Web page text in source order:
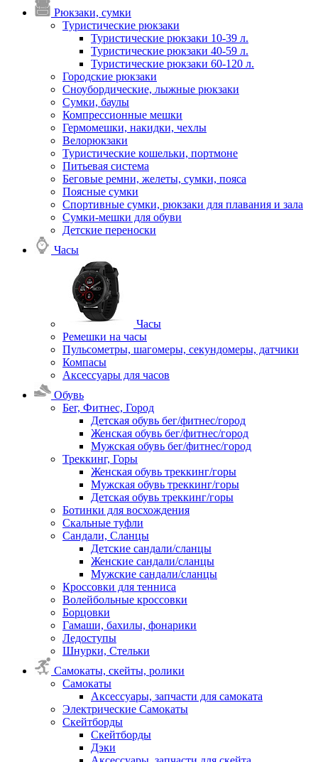
Рюкзаки, сумки
Туристические рюкзаки
Туристические рюкзаки 10-39 л.
Туристические рюкзаки 40-59 л.
Туристические рюкзаки 60-120 л.
Городские рюкзаки
Сноубордические, лыжные рюкзаки
Сумки, баулы
Компрессионные мешки
Гермомешки, накидки, чехлы
Велорюкзаки
Туристические кошельки, портмоне
Питьевая система
Беговые ремни, желеты, сумки, пояса
Поясные сумки
Спортивные сумки, рюкзаки для плавания и зала
Сумки-мешки для обуви
Детские переноски
Часы
Часы
Ремешки на часы
Пульсометры, шагомеры, секундомеры, датчики
Компасы
Аксессуары для часов
Обувь
Бег, Фитнес, Город
Детская обувь бег/фитнес/город
Женская обувь бег/фитнес/город
Мужская обувь бег/фитнес/город
Треккинг, Горы
Женская обувь треккинг/горы
Мужская обувь треккинг/горы
Детская обувь треккинг/горы
Ботинки для восхождения
Скальные туфли
Сандали, Сланцы
Детские сандали/сланцы
Женские сандали/сланцы
Мужские сандали/сланцы
Кроссовки для тенниса
Волейбольные кроссовки
Борцовки
Гамаши, бахилы, фонарики
Ледоступы
Шнурки, Стельки
Самокаты, скейты, ролики
Самокаты
Аксессуары, запчасти для самоката
Электрические Самокаты
Скейтборды
Скейтборды
Дэки